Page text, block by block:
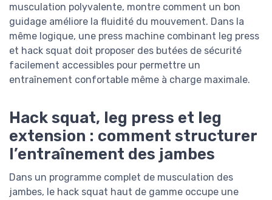
musculation polyvalente, montre comment un bon
guidage améliore la fluidité du mouvement. Dans la
même logique, une press machine combinant leg press
et hack squat doit proposer des butées de sécurité
facilement accessibles pour permettre un
entraînement confortable même à charge maximale.
Hack squat, leg press et leg
extension : comment structurer
l’entraînement des jambes
Dans un programme complet de musculation des
jambes, le hack squat haut de gamme occupe une